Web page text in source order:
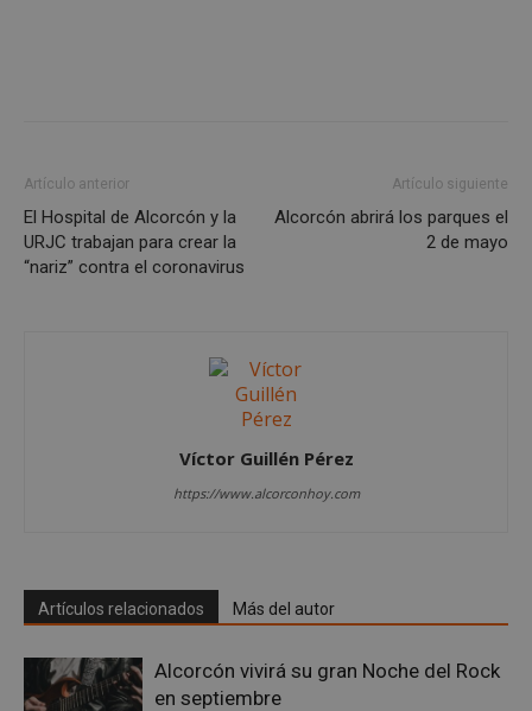
Artículo anterior
El Hospital de Alcorcón y la
URJC trabajan para crear la
“nariz” contra el coronavirus
Artículo siguiente
Alcorcón abrirá los parques el
2 de mayo
Víctor Guillén Pérez
https://www.alcorconhoy.com
Artículos relacionados Más del autor
Alcorcón vivirá su gran Noche del Rock
en septiembre
las cookies estrictamente necesarias.
Nombre
Proveedor/
PHPSESSID
Privacy Policy